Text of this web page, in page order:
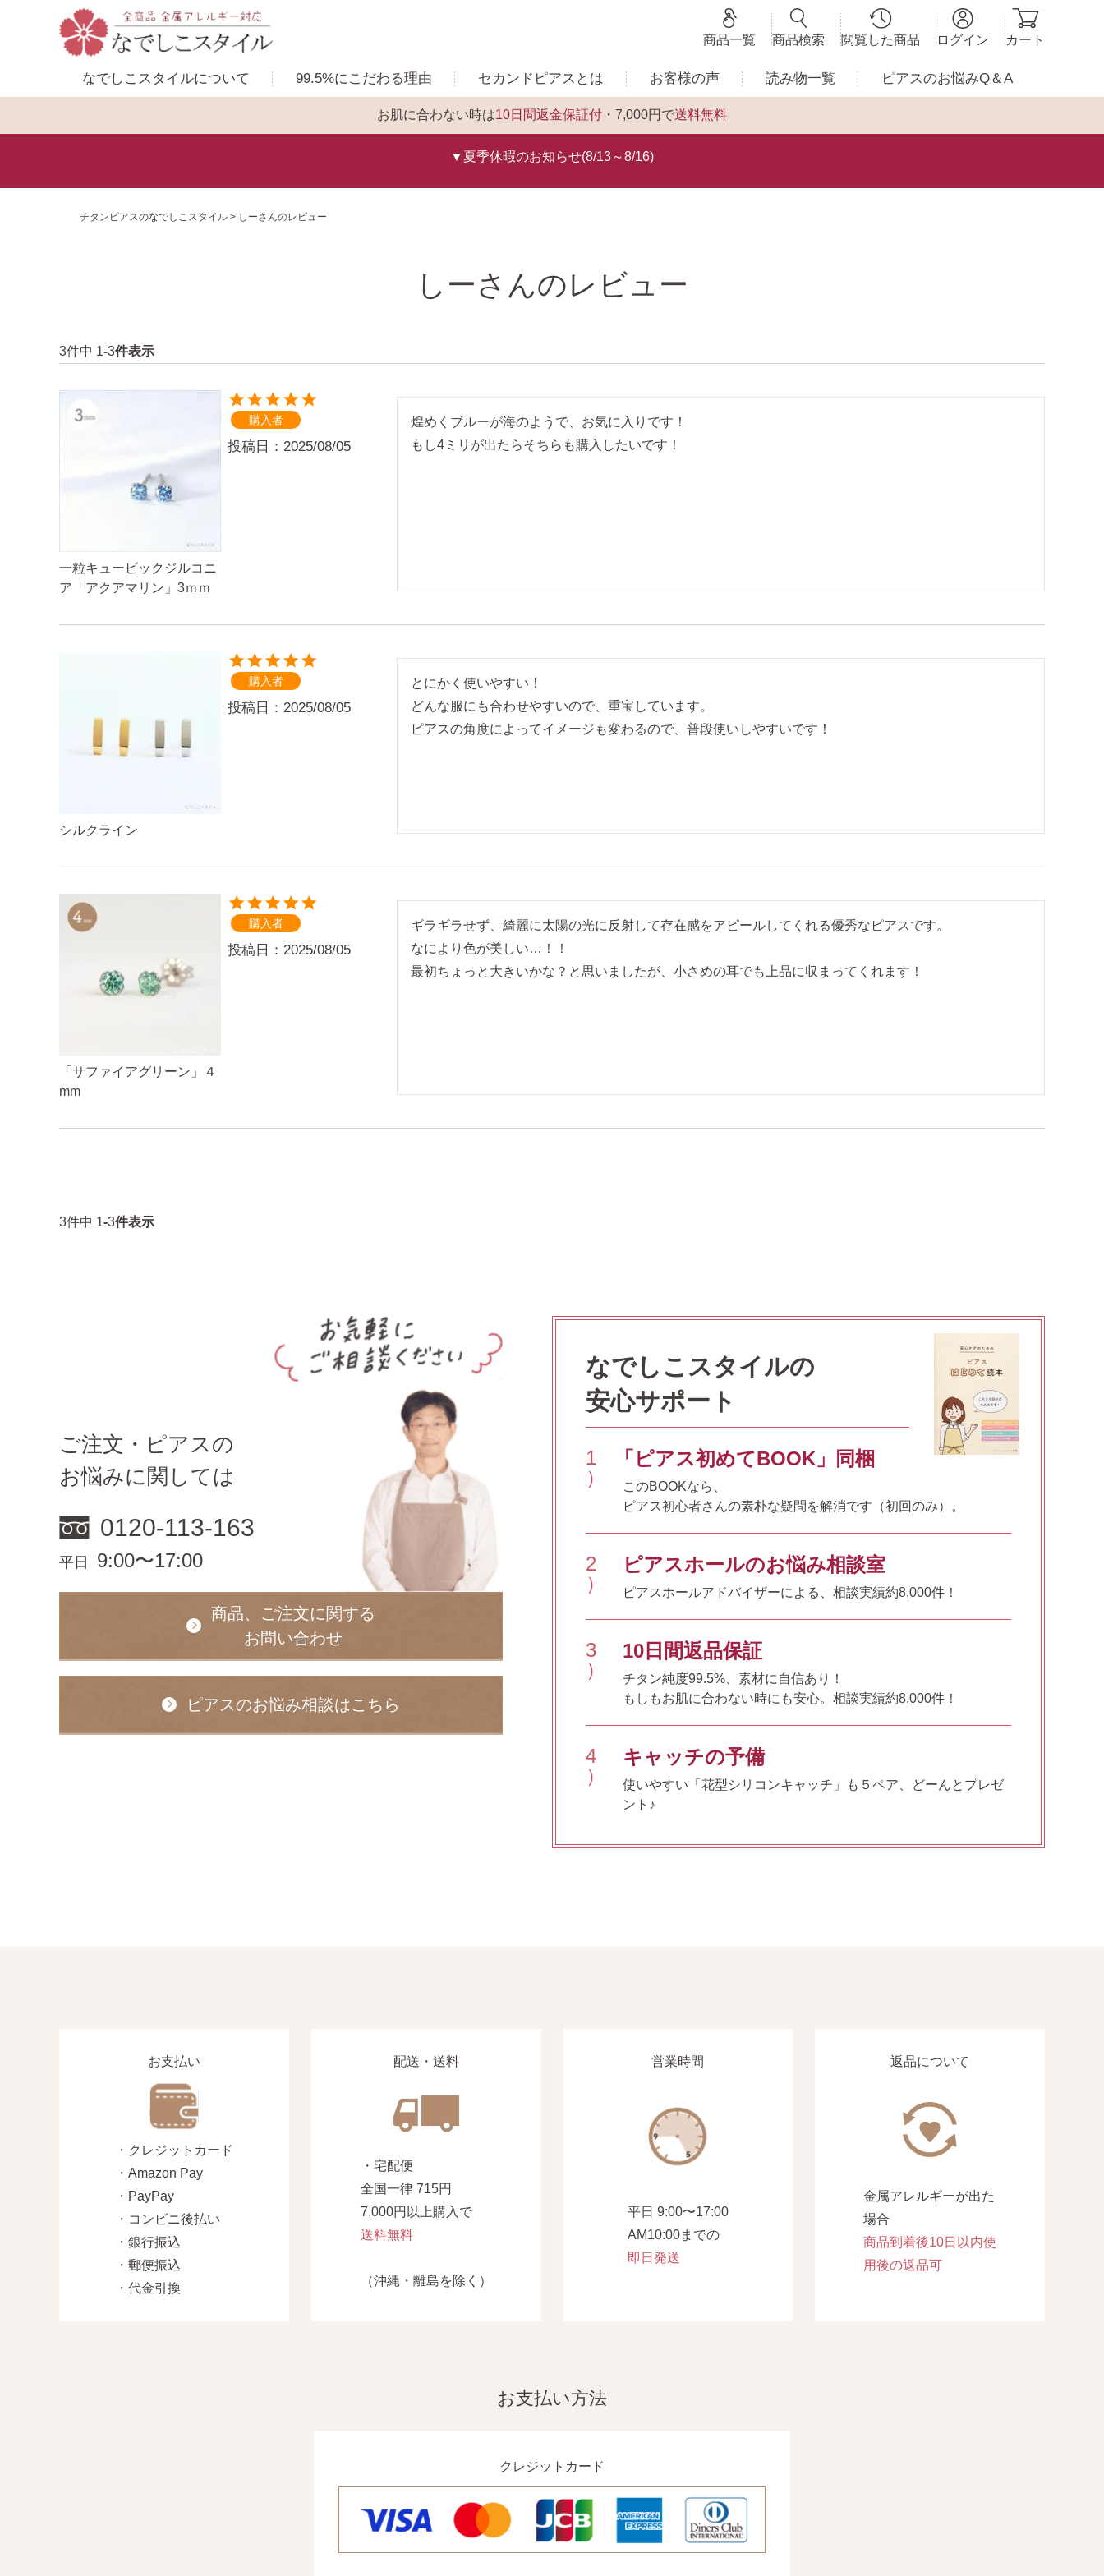
商品一覧 商品検索 閲覧した商品 ログイン カート
なでしこスタイルについて 99.5%にこだわる理由 セカンドピアスとは お客様の声 読み物一覧 ピアスのお悩みQ＆A
お肌に合わない時は10日間返金保証付 ・7,000円で送料無料
▼夏季休暇のお知らせ(8/13～8/16)
チタンピアスのなでしこスタイル しーさんのレビュー
しーさんのレビュー
3件中 1-3件表示
一粒キュービックジルコニ
ア「アクアマリン」3ｍｍ
購入者
投稿日 2025/08/05
煌めくブルーが海のようで、お気に入りです！
もし4ミリが出たらそちらも購入したいです！
シルクライン
購入者
投稿日 2025/08/05
とにかく使いやすい！
どんな服にも合わせやすいので、重宝しています。
ピアスの角度によってイメージも変わるので、普段使いしやすいです！
「サファイアグリーン」４
mm
購入者
投稿日 2025/08/05
ギラギラせず、綺麗に太陽の光に反射して存在感をアピールしてくれる優秀なピアスです。
なにより色が美しい…！！
最初ちょっと大きいかな？と思いましたが、小さめの耳でも上品に収まってくれます！
3件中 1-3件表示
ご注文・ピアスの
お悩みに関しては
0120-113-163
平日 9:00〜17:00
商品、ご注文に関する
お問い合わせ
ピアスのお悩み相談はこちら
なでしこスタイルの
安心サポート
1
）
「ピアス初めてBOOK」同梱
このBOOKなら、
ピアス初心者さんの素朴な疑問を解消です（初回のみ）。
2
）
ピアスホールのお悩み相談室
ピアスホールアドバイザーによる、相談実績約8,000件！
3
）
10日間返品保証
チタン純度99.5%、素材に自信あり！
もしもお肌に合わない時にも安心。相談実績約8,000件！
4
）
キャッチの予備
使いやすい「花型シリコンキャッチ」も５ペア、どーんとプレゼ
ント♪
お支払い
・クレジットカード
・Amazon Pay
・PayPay
・コンビニ後払い
・銀行振込
・郵便振込
・代金引換
配送・送料
・宅配便
全国一律 715円
7,000円以上購入で
送料無料
（沖縄・離島を除く）
営業時間
平日 9:00〜17:00
AM10:00までの
即日発送
返品について
金属アレルギーが出た
場合
商品到着後10日以内使
用後の返品可
お支払い方法
クレジットカード